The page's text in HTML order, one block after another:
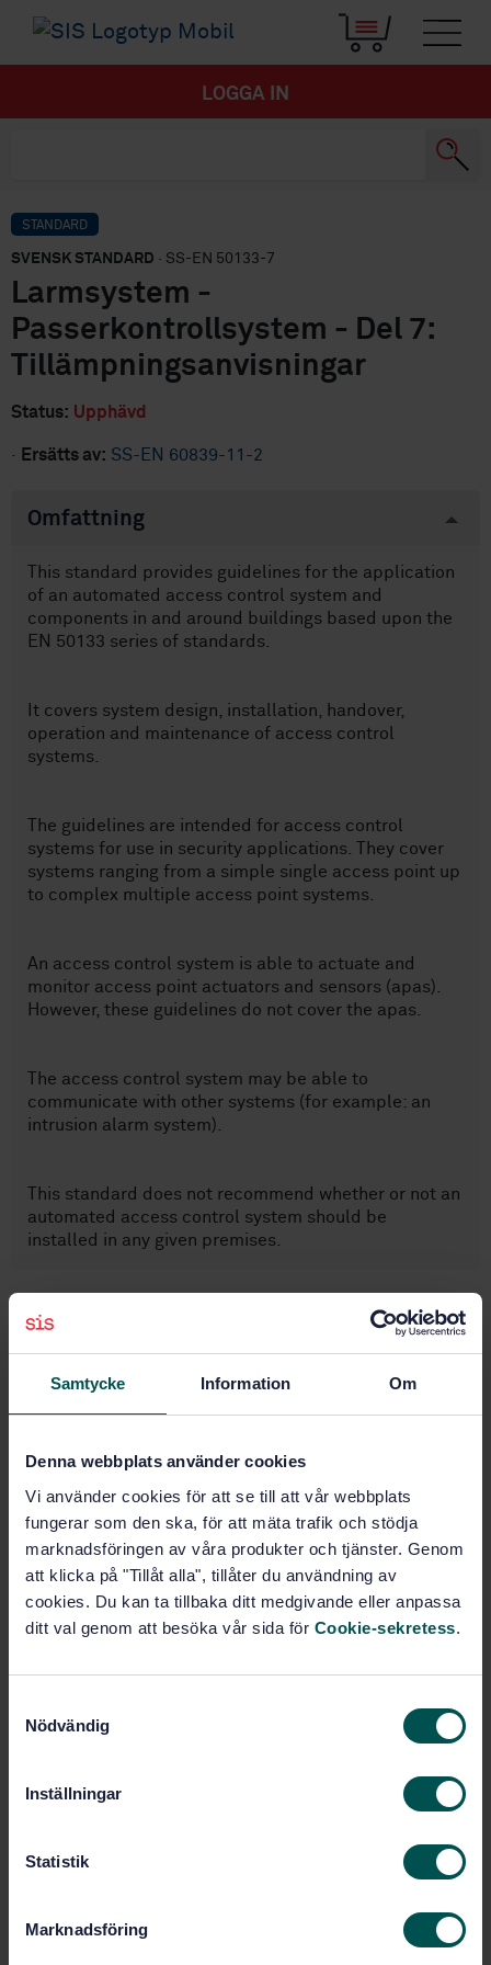
Samtycke Information Om
Denna webbplats använder cookies
Vi använder cookies för att se till att vår webbplats
fungerar som den ska, för att mäta trafik och stödja
marknadsföringen av våra produkter och tjänster. Genom
att klicka på "Tillåt alla", tillåter du användning av
cookies. Du kan ta tillbaka ditt medgivande eller anpassa
ditt val genom att besöka vår sida för Cookie-sekretess.
Nödvändig
Inställningar
Statistik
Marknadsföring
LOGGA IN
STANDARD
SVENSK STANDARD · SS-EN 50133-7
Larmsystem -
Passerkontrollsystem - Del 7:
Tillämpningsanvisningar
Status: Upphävd
· Ersätts av: SS-EN 60839-11-2
Omfattning
This standard provides guidelines for the application
of an automated access control system and
components in and around buildings based upon the
EN 50133 series of standards.
It covers system design, installation, handover,
operation and maintenance of access control
systems.
The guidelines are intended for access control
systems for use in security applications. They cover
systems ranging from a simple single access point up
to complex multiple access point systems.
An access control system is able to actuate and
monitor access point actuators and sensors (apas).
However, these guidelines do not cover the apas.
The access control system may be able to
communicate with other systems (for example: an
intrusion alarm system).
This standard does not recommend whether or not an
automated access control system should be
installed in any given premises.
Ämnesområden
Larm- och varningssystem
(13.320)
STANDARD
SVENSK STANDARD · SS-EN 50133-7
Larmsystem - Passerkontrollsystem - Del 7:
216 SEK
Lägg i varukorgen